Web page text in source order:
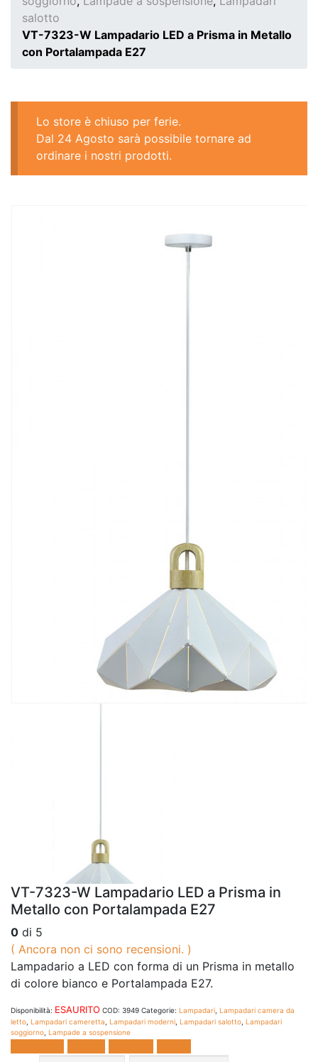
salotto
VT-7323-W Lampadario LED a Prisma in Metallo
con Portalampada E27
Lo store è chiuso per ferie.
Dal 24 Agosto sarà possibile tornare ad
ordinare i nostri prodotti.
VT-7323-W Lampadario LED a Prisma in
Metallo con Portalampada E27
0 di 5
( Ancora non ci sono recensioni. )
Lampadario a LED con forma di un Prisma in metallo
di colore bianco e Portalampada E27.
Disponibilità: ESAURITO COD: 3949 Categorie: Lampadari Lampadari camera da
letto Lampadari cameretta Lampadari moderni Lampadari salotto Lampadari
soggiorno Lampade a sospensione